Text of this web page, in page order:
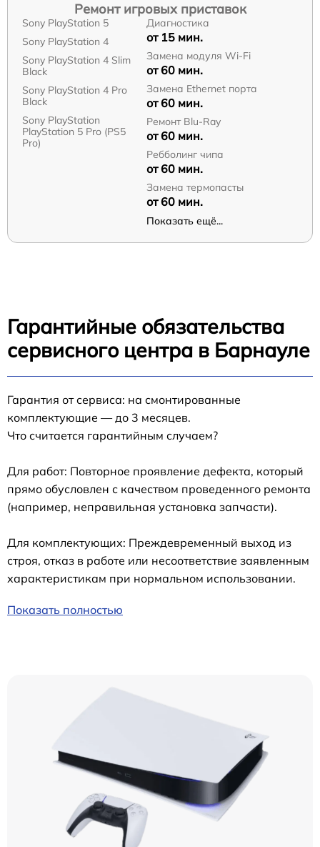
Ремонт игровых приставок
Sony PlayStation 5
Sony PlayStation 4
Sony PlayStation 4 Slim
Black
Sony PlayStation 4 Pro
Black
Sony PlayStation
PlayStation 5 Pro (PS5
Pro)
Диагностика
от 15 мин.
Замена модуля Wi-Fi
от 60 мин.
Замена Ethernet порта
от 60 мин.
Ремонт Blu-Ray
от 60 мин.
Ребболинг чипа
от 60 мин.
Замена термопасты
от 60 мин.
Показать ещё...
Гарантийные обязательства
сервисного центра в Барнауле
Гарантия от сервиса: на смонтированные
комплектующие — до 3 месяцев.
Что считается гарантийным случаем?
Для работ: Повторное проявление дефекта, который
прямо обусловлен с качеством проведенного ремонта
(например, неправильная установка запчасти).
Для комплектующих: Преждевременный выход из
строя, отказ в работе или несоответствие заявленным
характеристикам при нормальном использовании.
Показать полностью